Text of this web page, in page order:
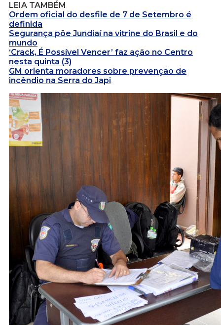
LEIA TAMBÉM
Ordem oficial do desfile de 7 de Setembro é
definida
Segurança põe Jundiaí na vitrine do Brasil e do
mundo
‘Crack, É Possível Vencer’ faz ação no Centro
nesta quinta (3)
GM orienta moradores sobre prevenção de
incêndio na Serra do Japi